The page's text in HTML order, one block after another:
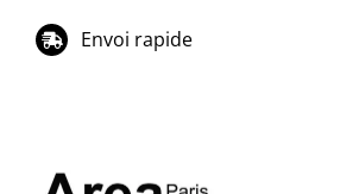
Envoi rapide